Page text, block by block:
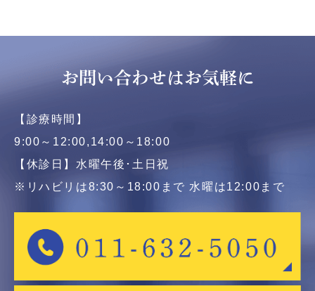
お問い合わせはお気軽に
【診療時間】
9:00～12:00,14:00～18:00
【休診日】水曜午後･土日祝
※リハビリは8:30～18:00まで 水曜は12:00まで